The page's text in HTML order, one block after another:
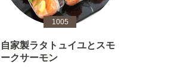
1005
自家製ラタトュイユとスモ
ークサーモン